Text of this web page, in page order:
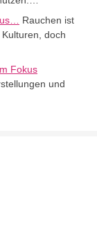
Rauchen ist
doch
Fokus
und